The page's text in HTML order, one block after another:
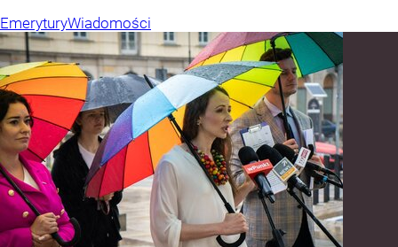
EmeryturyWiadomości